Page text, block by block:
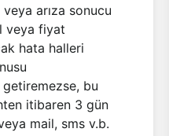
arıza sonucu
veya fiyat
hata halleri
bu
itibaren 3 gün
mail, sms v.b.